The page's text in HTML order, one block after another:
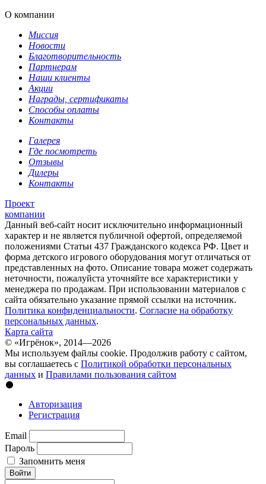
О компании
Миссия
Новости
Благотворительность
Партнерам
Наши клиенты
Акции
Награды, сертификаты
Способы оплаты
Контакты
Галерея
Где посмотреть
Отзывы
Дилеры
Контакты
Проект
компании
Данный веб-сайт носит исключительно информационный
характер и не является публичной офертой, определяемой
положениями Статьи 437 Гражданского кодекса РФ. Цвет и
форма детского игрового оборудования могут отличаться от
представленных на фото. Описание товара может содержать
неточности, пожалуйста уточняйте все характеристики у
менеджера по продажам. При использовании материалов с
сайта обязательно указание прямой ссылки на источник.
Политика конфиденциальности. Согласие на обработку
персональных данных.
Карта сайта
© «Игрёнок», 2014—2026
Мы используем файлы cookie. Продолжив работу с сайтом,
вы соглашаетесь с Политикой обработки персональных
данных и Правилами пользования сайтом
Авторизация
Регистрация
Email
Пароль
Запомнить меня
Войти